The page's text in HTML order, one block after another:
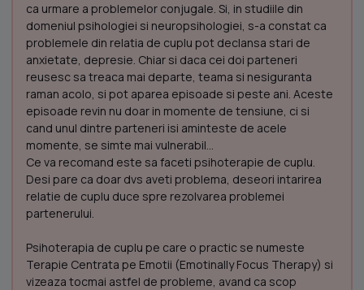
ca urmare a problemelor conjugale. Si, in studiile din
domeniul psihologiei si neuropsihologiei, s-a constat ca
problemele din relatia de cuplu pot declansa stari de
anxietate, depresie. Chiar si daca cei doi parteneri
reusesc sa treaca mai departe, teama si nesiguranta
raman acolo, si pot aparea episoade si peste ani. Aceste
episoade revin nu doar in momente de tensiune, ci si
cand unul dintre parteneri isi aminteste de acele
momente, se simte mai vulnerabil...
Ce va recomand este sa faceti psihoterapie de cuplu.
Desi pare ca doar dvs aveti problema, deseori intarirea
relatie de cuplu duce spre rezolvarea problemei
partenerului.
Psihoterapia de cuplu pe care o practic se numeste
Terapie Centrata pe Emotii (Emotinally Focus Therapy) si
vizeaza tocmai astfel de probleme, avand ca scop